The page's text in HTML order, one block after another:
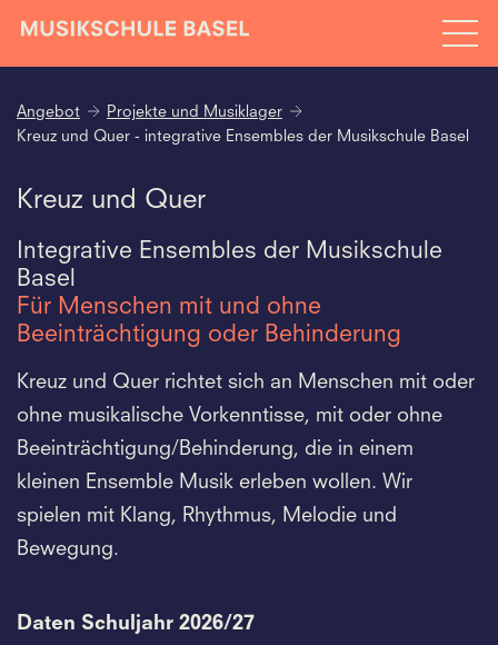
Angebot
Projekte und Musiklager
Kreuz und Quer - integrative Ensembles der Musikschule Basel
Kreuz und Quer
Integrative Ensembles der Musikschule
Basel
Für Menschen mit und ohne
Beeinträchtigung oder Behinderung
Kreuz und Quer richtet sich an Menschen mit oder
ohne musikalische Vorkenntisse, mit oder ohne
Beeinträchtigung/Behinderung, die in einem
kleinen Ensemble Musik erleben wollen. Wir
spielen mit Klang, Rhythmus, Melodie und
Bewegung.
Daten Schuljahr 2026/27